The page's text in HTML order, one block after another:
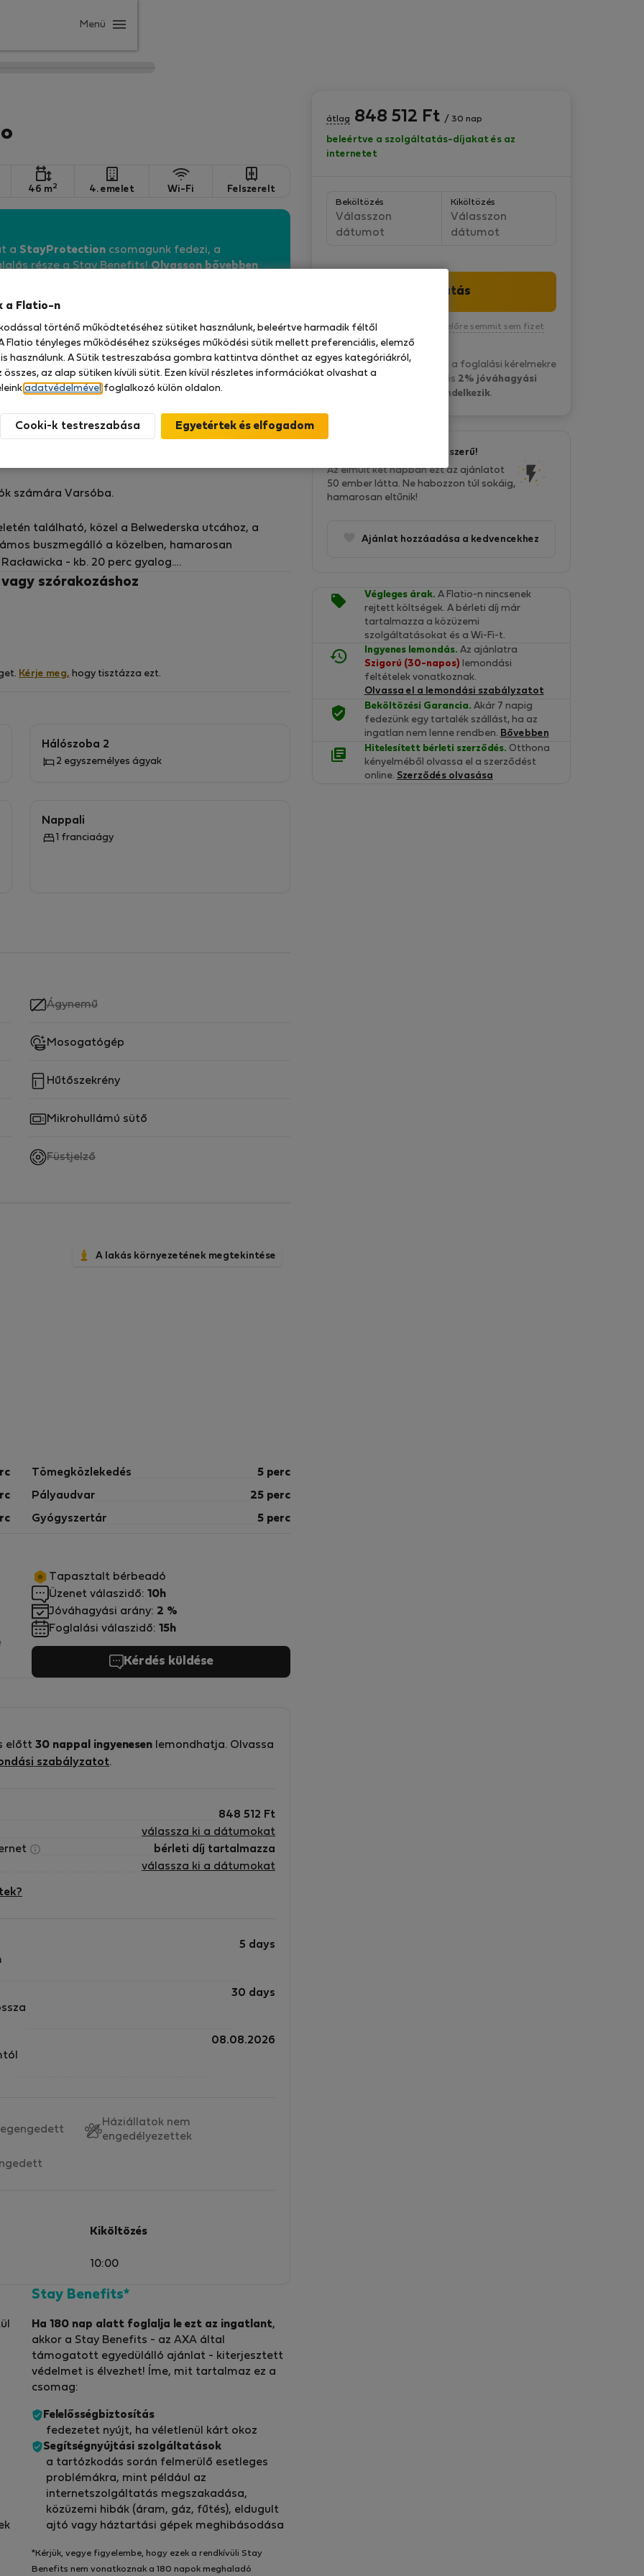
Menü
46 m2 4. emelet Wi-Fi Felszerelt
a StayProtection csomagunk fedezi, a
része a Stay Benefits!Olvasson bővebben
lepedők). Sajátot kell hoznia.
Mokotowban.
számára Varsóba.
található, közel a Belwederska utcához, a
buszmegálló a közelben, hamarosan
- kb. 20 perc gyalog.
konyhasarokkal. A lakásban két hálószoba
ággyal. Ezenkívül van egy fürdőszoba
RTV szekrény, TV, asztal, 3 szék
akasztók, porszívó, takarítóeszközök
szórakozáshoz
Kérje meg, hogy tisztázza ezt.
Hálószoba 2
2 egyszemélyes ágyak
Nappali
1 franciaágy
Ágynemű,
elérhető
Mosogatógép
Hűtőszekrény
Mikrohullámú sütő
Füstjelző,
A lakás környezetének megtekintése
Tömegközlekedés 5 perc
Pályaudvar 25 perc
Gyógyszertár 5 perc
Tapasztalt bérbeadó
Üzenet válaszidő: 10h
Jóváhagyási arány: 2 %
Foglalási válaszidő: 15h
Kérdés küldése
előtt 30 nappal ingyenesen lemondhatja. Olvassa
szabályzatot.
848 512 Ft
válassza ki a dátumokat
bérleti díj tartalmazza
válassza ki a dátumokat
5 days
30 days
08.08.2026
Háziállatok nem
engedélyezettek
Kiköltözés
10:00
Stay Benefits*
Ha 180 nap alatt foglalja le ezt az ingatlant,
akkor a Stay Benefits - az AXA által
támogatott egyedülálló ajánlat - kiterjesztett
védelmet is élvezhet! Íme, mit tartalmaz ez a
csomag:
Felelősségbiztosítás
fedezetet nyújt, ha véletlenül kárt okoz
Segítségnyújtási szolgáltatások
a tartózkodás során felmerülő esetleges
problémákra, mint például az
internetszolgáltatás megszakadása,
közüzemi hibák (áram, gáz, fűtés), eldugult
ajtó vagy háztartási gépek meghibásodása
*Kérjük, vegye figyelembe, hogy ezek a rendkívüli Stay
Benefits nem vonatkoznak a 180 napok meghaladó
átlag 848 512 Ft / 30 nap
beleértve a szolgáltatás-díjakat és az
internetet
Beköltözés
Válasszon
dátumot
Kiköltözés
Válasszon
dátumot
Folytatás
Kötelezettség nélkül, egyelőre semmit sem fizet
P&O Serviced A. általában a foglalási kérelmekre
15 óra belül válaszol
és 2% jóváhagyási
aránnyal rendelkezik.
Ez az ajánlat nagyon népszerű!
Az elmúlt két napban ezt az ajánlatot
50 ember látta. Ne habozzon túl sokáig,
hamarosan eltűnik!
Ajánlat hozzáadása a kedvencekhez
Végleges árak. A Flatio-n nincsenek
rejtett költségek. A bérleti díj már
tartalmazza a közüzemi
szolgáltatásokat és a Wi-Fi-t.
Ingyenes lemondás. Az ajánlatra
Szigorú (30-napos) lemondási
feltételek vonatkoznak.
Olvassa el a lemondási szabályzatot
Beköltözési Garancia. Akár 7 napig
fedezünk egy tartalék szállást, ha az
ingatlan nem lenne rendben. Bővebben
Hitelesített bérleti szerződés. Otthona
kényelméből olvassa el a szerződést
online. Szerződés olvasása
a Flatio-n
történő működtetéséhez sütiket használunk, beleértve harmadik féltől
Flatio tényleges működéséhez szükséges működési sütik mellett preferenciális, elemző
használunk. A Sütik testreszabása gombra kattintva dönthet az egyes kategóriákról,
az alap sütiken kívüli sütit. Ezen kívül részletes információkat olvashat a
adatvédelmével foglalkozó külön oldalon.
Cooki-k testreszabása